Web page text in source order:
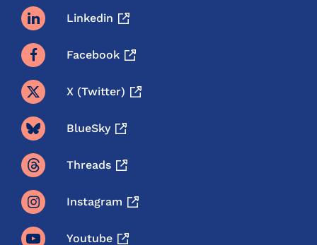
Linkedin
Facebook
X (twitter)
BlueSky
Threads
Instagram
Youtube